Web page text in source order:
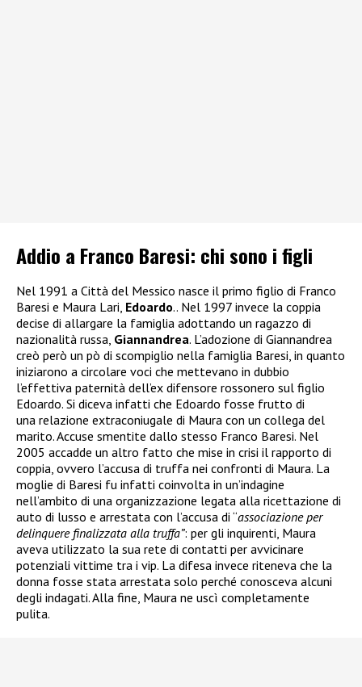
Addio a Franco Baresi: chi sono i figli
Nel 1991 a Città del Messico nasce il primo figlio di Franco
Baresi e Maura Lari, Edoardo.. Nel 1997 invece la coppia
decise di allargare la famiglia adottando un ragazzo di
nazionalità russa, Giannandrea. L’adozione di Giannandrea
creò però un pò di scompiglio nella famiglia Baresi, in quanto
iniziarono a circolare voci che mettevano in dubbio
l’effettiva paternità dell’ex difensore rossonero sul figlio
Edoardo. Si diceva infatti che Edoardo fosse frutto di
una relazione extraconiugale di Maura con un collega del
marito. Accuse smentite dallo stesso Franco Baresi. Nel
2005 accadde un altro fatto che mise in crisi il rapporto di
coppia, ovvero l’accusa di truffa nei confronti di Maura. La
moglie di Baresi fu infatti coinvolta in un’indagine
nell’ambito di una organizzazione legata alla ricettazione di
auto di lusso e arrestata con l’accusa di “associazione per
delinquere finalizzata alla truffa”: per gli inquirenti, Maura
aveva utilizzato la sua rete di contatti per avvicinare
potenziali vittime tra i vip. La difesa invece riteneva che la
donna fosse stata arrestata solo perché conosceva alcuni
degli indagati. Alla fine, Maura ne uscì completamente
pulita.